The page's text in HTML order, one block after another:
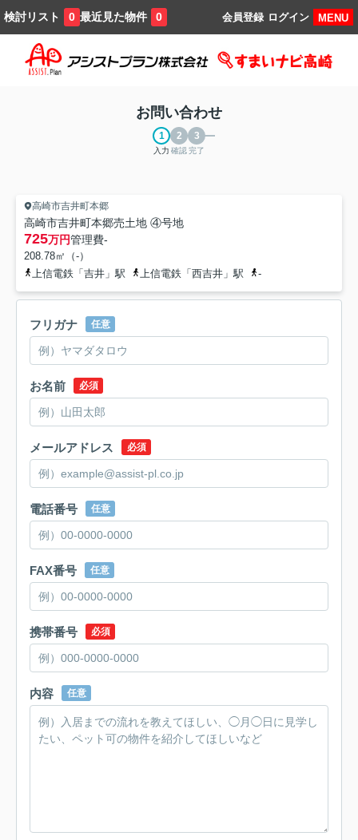
検討リスト 0 最近見た物件 0 MENU
ログイン
会員登録
お問い合わせ
入力 確認完了
高崎市吉井町本郷
高崎市吉井町本郷売土地 ④号地
725万円管理費-
208.78㎡（-）
上信電鉄「吉井」駅
上信電鉄「西吉井」駅 -
フリガナ 任意
お名前 必須
メールアドレス 必須
電話番号 任意
FAX番号 任意
携帯番号 必須
内容 任意